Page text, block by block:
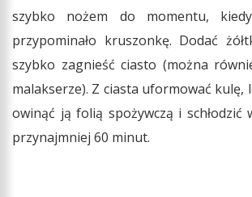
szybko nożem do momentu,
przypominało kruszonkę. Dodać
szybko zagnieść ciasto (można
malakserze). Z ciasta uformować kulę,
owinąć ją folią spożywczą i schłodzić
przynajmniej 60 minut.